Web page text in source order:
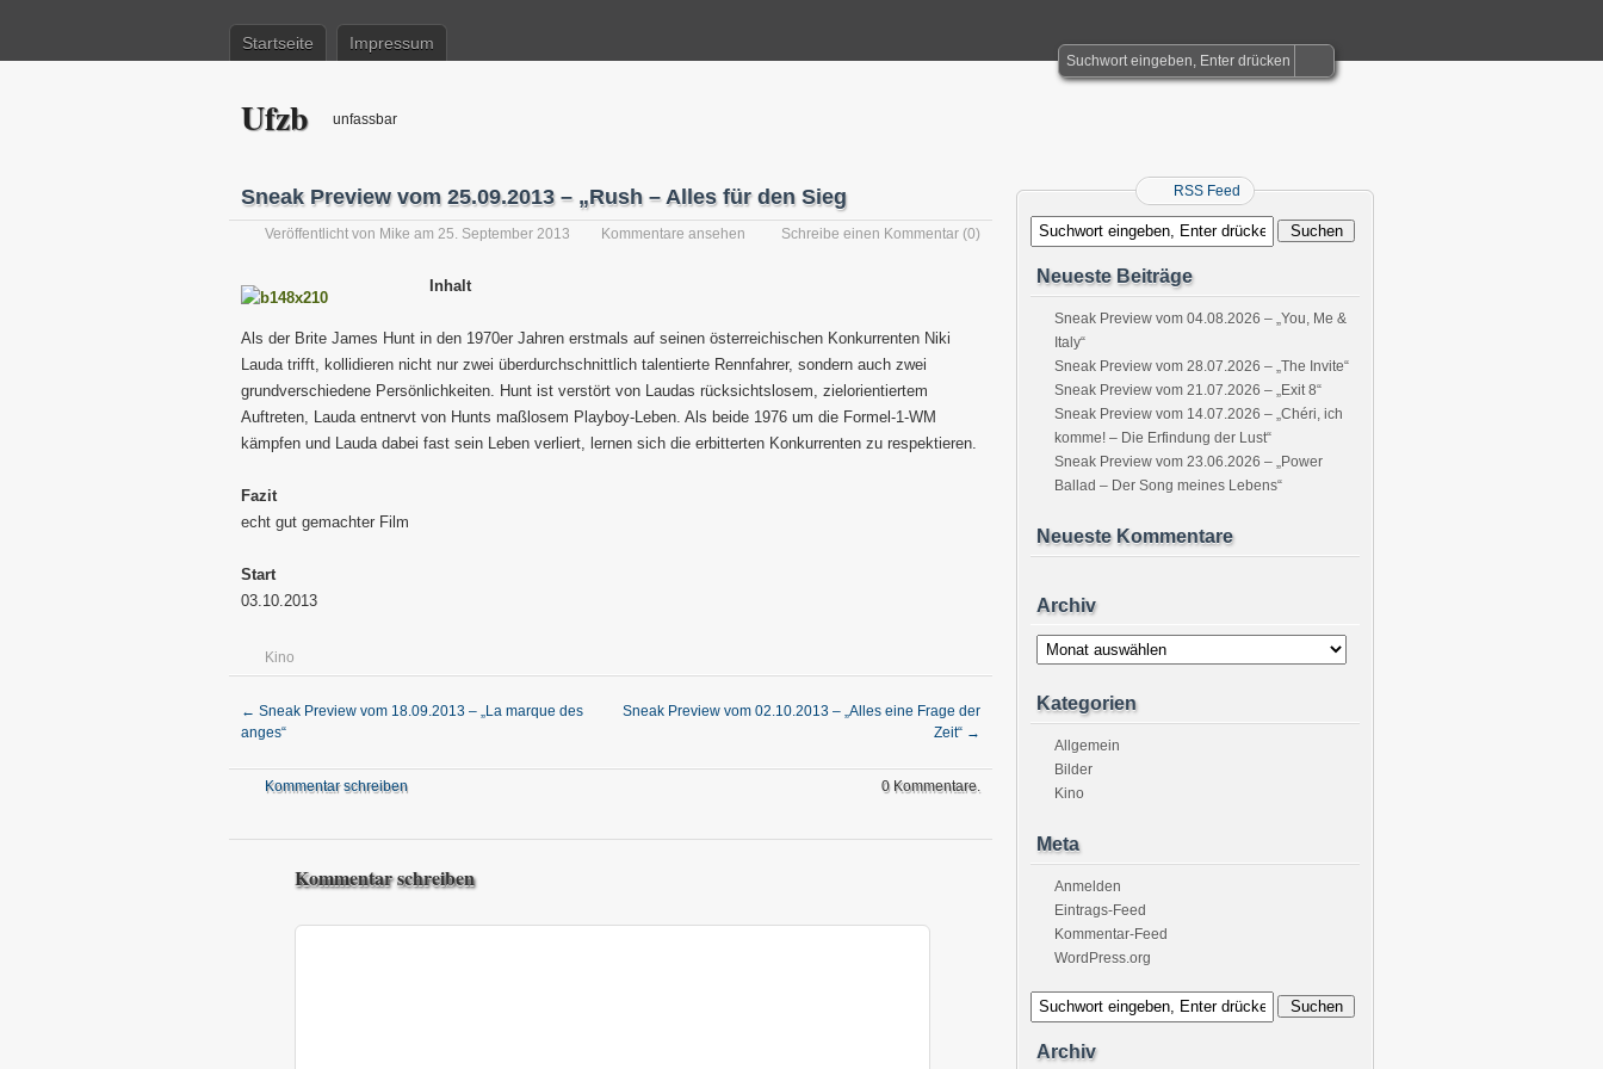
Startseite Impressum
Ufzb unfassbar
Sneak Preview vom 25.09.2013 – „Rush – Alles für den Sieg
Veröffentlicht von Mike am 25. September 2013 Schreibe einen Kommentar (0)
Kommentare ansehen
Inhalt
Als der Brite James Hunt in den 1970er Jahren erstmals auf seinen österreichischen Konkurrenten Niki
Lauda trifft, kollidieren nicht nur zwei überdurchschnittlich talentierte Rennfahrer, sondern auch zwei
grundverschiedene Persönlichkeiten. Hunt ist verstört von Laudas rücksichtslosem, zielorientiertem
Auftreten, Lauda entnervt von Hunts maßlosem Playboy-Leben. Als beide 1976 um die Formel-1-WM
kämpfen und Lauda dabei fast sein Leben verliert, lernen sich die erbitterten Konkurrenten zu respektieren.
Fazit
echt gut gemachter Film
Start
03.10.2013
Kino
← Sneak Preview vom 18.09.2013 – „La marque des
anges“
Sneak Preview vom 02.10.2013 – „Alles eine Frage der
Zeit“ →
Kommentar schreiben 0 Kommentare.
Kommentar schreiben
RSS Feed
Neueste Beiträge
Sneak Preview vom 04.08.2026 – „You, Me &
Italy“
Sneak Preview vom 28.07.2026 – „The Invite“
Sneak Preview vom 21.07.2026 – „Exit 8“
Sneak Preview vom 14.07.2026 – „Chéri, ich
komme! – Die Erfindung der Lust“
Sneak Preview vom 23.06.2026 – „Power
Ballad – Der Song meines Lebens“
Neueste Kommentare
Archiv
Archiv
Kategorien
Allgemein
Bilder
Kino
Meta
Anmelden
Eintrags-Feed
Kommentar-Feed
WordPress.org
Archiv